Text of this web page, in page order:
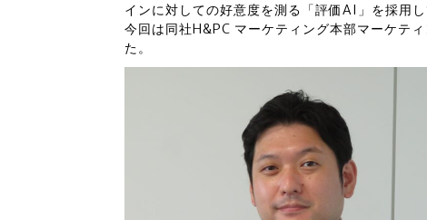
インに対しての好意度を測る「評価AI」を採用し
今回は同社H&PC マーケティング本部マーケテ
た。